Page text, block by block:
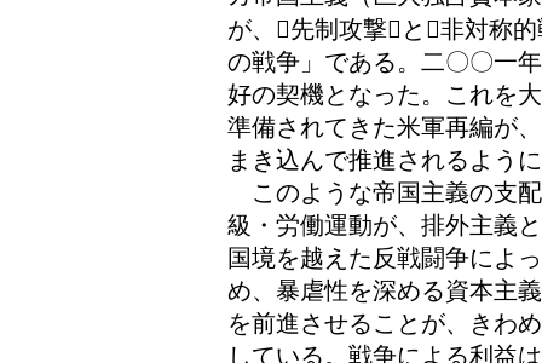
が、先制攻撃と非対称
の戦争」である。二〇〇一
好の契機となった。これを
準備されてきた米軍再編が
まき込んで推進されるよう
このような帝国主義の支
級・労働運動が、排外主義
国境を越えた反戦闘争によ
め、暴虐性を深める資本主
を前進させることが、きわ
している。戦争による利益